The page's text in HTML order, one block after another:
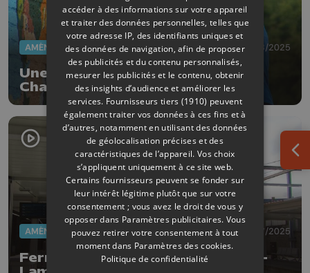
AMÉNAGEMENT DU TERRITOIRE 12/08/2025
Une nouvelle fresque à la gare de
Chaudfontaine
AMÉNAGEMENT DU TERRITOIRE 08/07/2025
Fermeture de la gare Liège Saint-
accéder à des informations sur votre appareil
et traiter des données personnelles, telles que
votre adresse IP, des identifiants uniques et
des données de navigation, afin de proposer
des publicités et du contenu personnalisés,
mesurer les publicités et le contenu, obtenir
des insights d’audience et améliorer les
services. Fournisseurs tiers (1910) peuvent
également traiter vos données à ces fins et à
d’autres, notamment en utilisant des données
de géolocalisation précises et des
caractéristiques de l’appareil. Vos choix
s’appliquent uniquement à ce site web.
Certains fournisseurs peuvent se fonder sur
leur intérêt légitime plutôt que sur votre
consentement ; vous avez le droit de vous y
opposer dans Paramètres publicitaires. Vous
pouvez retirer votre consentement à tout
moment dans Paramètres des cookies.
Politique de confidentialité